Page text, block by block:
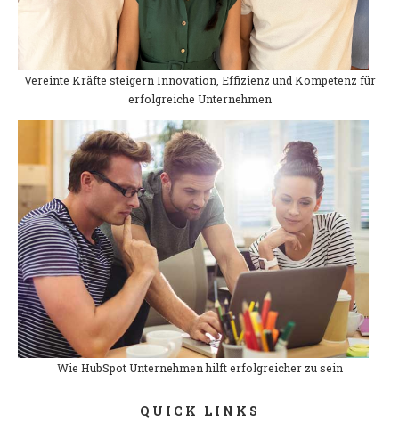
Vereinte Kräfte steigern Innovation, Effizienz und Kompetenz für
erfolgreiche Unternehmen
Wie HubSpot Unternehmen hilft erfolgreicher zu sein
QUICK LINKS